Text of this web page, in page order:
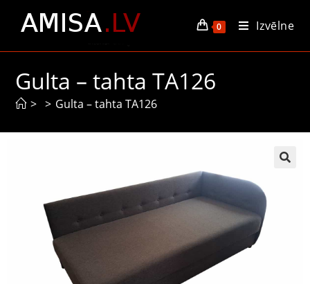
0 Izvēlne
Gulta – tahta TA126
> > Gulta – tahta TA126